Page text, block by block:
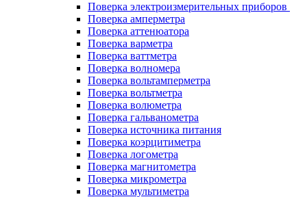
Поверка электроизмерительных приборов
Поверка амперметра
Поверка аттенюатора
Поверка варметра
Поверка ваттметра
Поверка волномера
Поверка вольтамперметра
Поверка вольтметра
Поверка волюметра
Поверка гальванометра
Поверка источника питания
Поверка коэрцитиметра
Поверка логометра
Поверка магнитометра
Поверка микрометра
Поверка мультиметра